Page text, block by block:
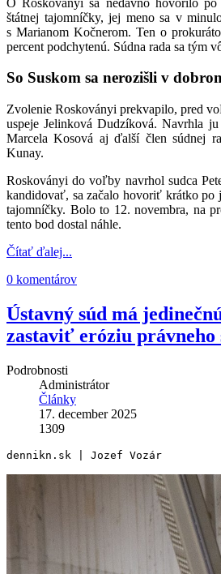
štátnej tajomníčky, jej meno sa v
s Marianom Kočnerom. Ten o
percent podchytenú. Súdna rada sa tým
So Suskom sa nerozišli v
Zvolenie Roskoványi prekvapilo, pred
uspeje Jelinková Dudzíková. Navrhla
Marcela Kosová aj ďalší člen súdnej
Kunay.
Roskoványi do voľby navrhol sudca
kandidovať, sa začalo hovoriť krátko po
tajomníčky. Bolo to 12. novembra, na
tento bod dostal náhle.
Čítať ďalej...
0 komentárov
Ústavný súd má
zastaviť eróziu právneho
Podrobnosti
Administrátor
Články
17. december 2025
1309
dennikn.sk | Jozef Vozár